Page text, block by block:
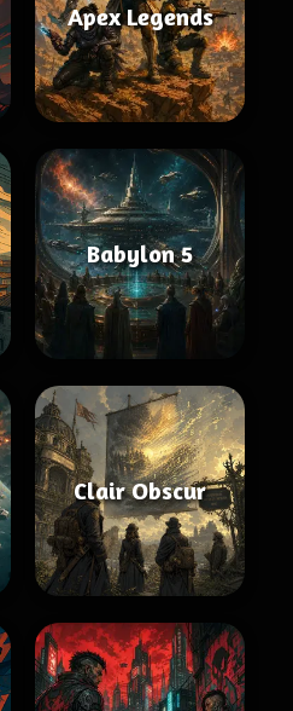
Apex Legends
Babylon 5
Clair Obscur